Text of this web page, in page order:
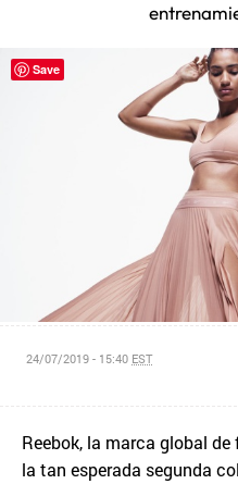
24/07/2019 - 15:40 EST
Reebok, la marca global
la tan esperada segunda
Save